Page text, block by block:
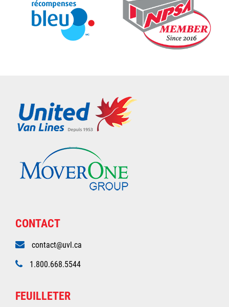
CONTACT
contact@uvl.ca
1.800.668.5544
FEUILLETER